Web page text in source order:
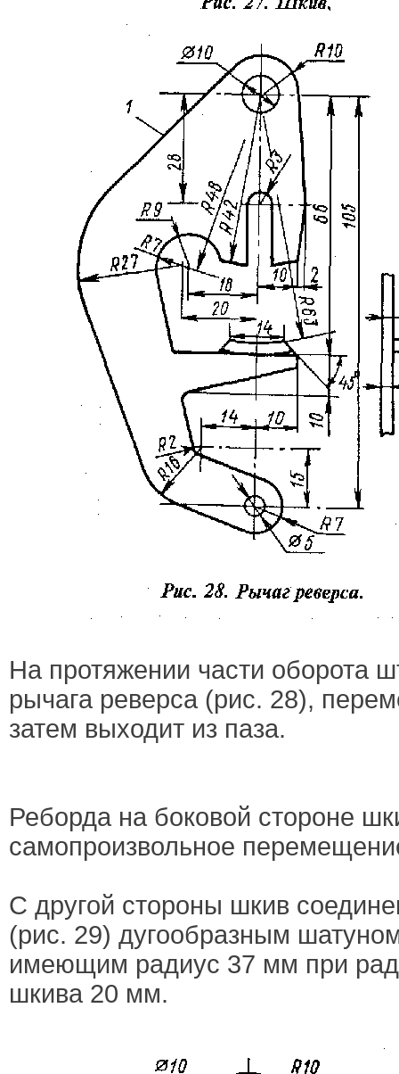
На протяжении части оборота
рычага реверса (рис. 28),
затем выходит из паза.
Реборда на боковой стороне
самопроизвольное
С другой стороны шкив
(рис. 29) дугообразным
имеющим радиус 37 мм при
шкива 20 мм.